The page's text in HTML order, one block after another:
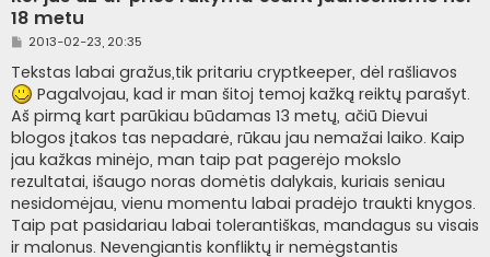
18 metu
S
a
n
d
a
r
t
i
n
ė
2013-02-23, 20:35
Tekstas labai gražus,tik pritariu cryptkeeper, dėl rašliavos
Pagalvojau, kad ir man šitoj temoj kažką reiktų parašyt.
Aš pirmą kart parūkiau būdamas 13 metų, ačiū Dievui
blogos įtakos tas nepadarė, rūkau jau nemažai laiko. Kaip
jau kažkas minėjo, man taip pat pagerėjo mokslo
rezultatai, išaugo noras domėtis dalykais, kuriais seniau
nesidomėjau, vienu momentu labai pradėjo traukti knygos.
Taip pat pasidariau labai tolerantiškas, mandagus su visais
ir malonus. Nevengiantis konfliktų ir nemėgstantis